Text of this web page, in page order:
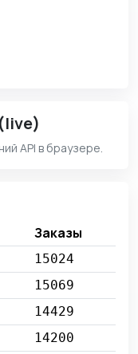
API в браузере.
Заказы
15024
15069
14429
14200